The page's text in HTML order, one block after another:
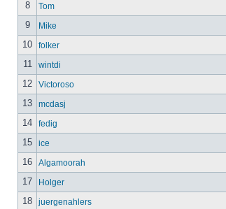
8
Tom
9
Mike
10
folker
11
wintdi
12
Victoroso
13
mcdasj
14
fedig
15
ice
16
Algamoorah
17
Holger
18
juergenahlers